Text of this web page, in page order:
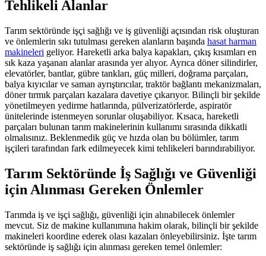
Tehlikeli Alanlar
Tarım sektöründe işçi sağlığı ve iş güvenliği açısından risk oluşturan
ve önlemlerin sıkı tutulması gereken alanların başında hasat harman
makineleri geliyor. Hareketli arka balya kapakları, çıkış kısımları en
sık kaza yaşanan alanlar arasında yer alıyor. Ayrıca döner silindirler,
elevatörler, bantlar, gübre tankları, güç milleri, doğrama parçaları,
balya kıyıcılar ve saman ayrıştırıcılar, traktör bağlantı mekanizmaları,
döner tırmık parçaları kazalara davetiye çıkarıyor. Bilinçli bir şekilde
yönetilmeyen yedirme hatlarında, pülverizatörlerde, aspiratör
ünitelerinde istenmeyen sorunlar oluşabiliyor. Kısaca, hareketli
parçaları bulunan tarım makinelerinin kullanımı sırasında dikkatli
olmalısınız. Beklenmedik güç ve hızda olan bu bölümler, tarım
işçileri tarafından fark edilmeyecek kimi tehlikeleri barındırabiliyor.
Tarım Sektöründe İş Sağlığı ve Güvenliği
için Alınması Gereken Önlemler
Tarımda iş ve işçi sağlığı, güvenliği için alınabilecek önlemler
mevcut. Siz de makine kullanımına hakim olarak, bilinçli bir şekilde
makineleri koordine ederek olası kazaları önleyebilirsiniz. İşte tarım
sektöründe iş sağlığı için alınması gereken temel önlemler: